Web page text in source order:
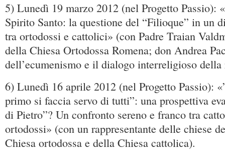
5) Lunedì 19 marzo 2012 (nel Progetto Passio):
Spirito Santo: la questione del “Filioque” in un
tra ortodossi e cattolici» (con Padre Traian
della Chiesa Ortodossa Romena; don Andrea
dell’ecumenismo e il dialogo interreligioso della
6) Lunedì 16 aprile 2012 (nel Progetto Passio):
primo si faccia servo di tutti”: una prospettiva
di Pietro”? Un confronto sereno e franco tra
ortodossi» (con un rappresentante delle chiese
Chiesa ortodossa e della Chiesa cattolica).